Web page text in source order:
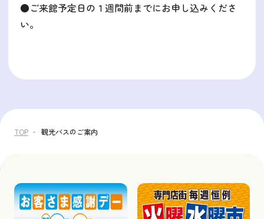
●ご来館予定日の１週間前までにお申し込みくださ
い。
TOP 観光バスのご案内